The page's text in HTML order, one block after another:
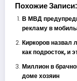
Похожие Записи:
В МВД
рекламу в
Киркоров назвал
как подросток, и
Миллион в
доме хозяин